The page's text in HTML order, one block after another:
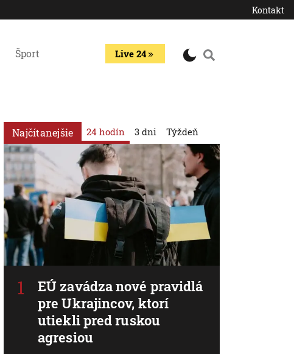
Kontakt
Šport Live 24
Najčítanejšie 24 hodín
EÚ zavádza nové pravidlá
pre Ukrajincov, ktorí
utiekli pred ruskou
agresiou
3 dni Týždeň